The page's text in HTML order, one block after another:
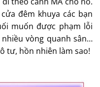
đêm khuya các bạn
muốn được phạm lỗi
vòng quanh sân…
tư, hồn nhiên làm sao!